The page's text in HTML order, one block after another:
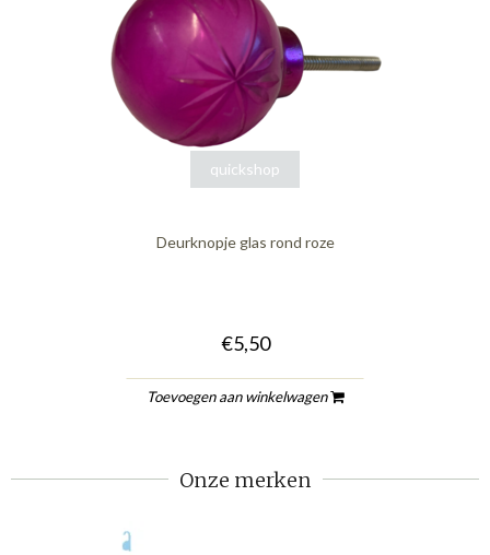
quickshop
Deurknopje glas rond roze
€5,50
Toevoegen aan winkelwagen
Onze merken